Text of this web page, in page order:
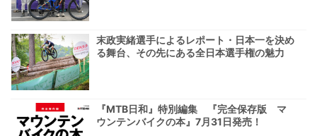
末政実緒選手によるレポート・日本一を決め
る舞台、その先にある全日本選手権の魅力
『MTB日和』特別編集 『完全保存版 マ
ウンテンバイクの本』7月31日発売！